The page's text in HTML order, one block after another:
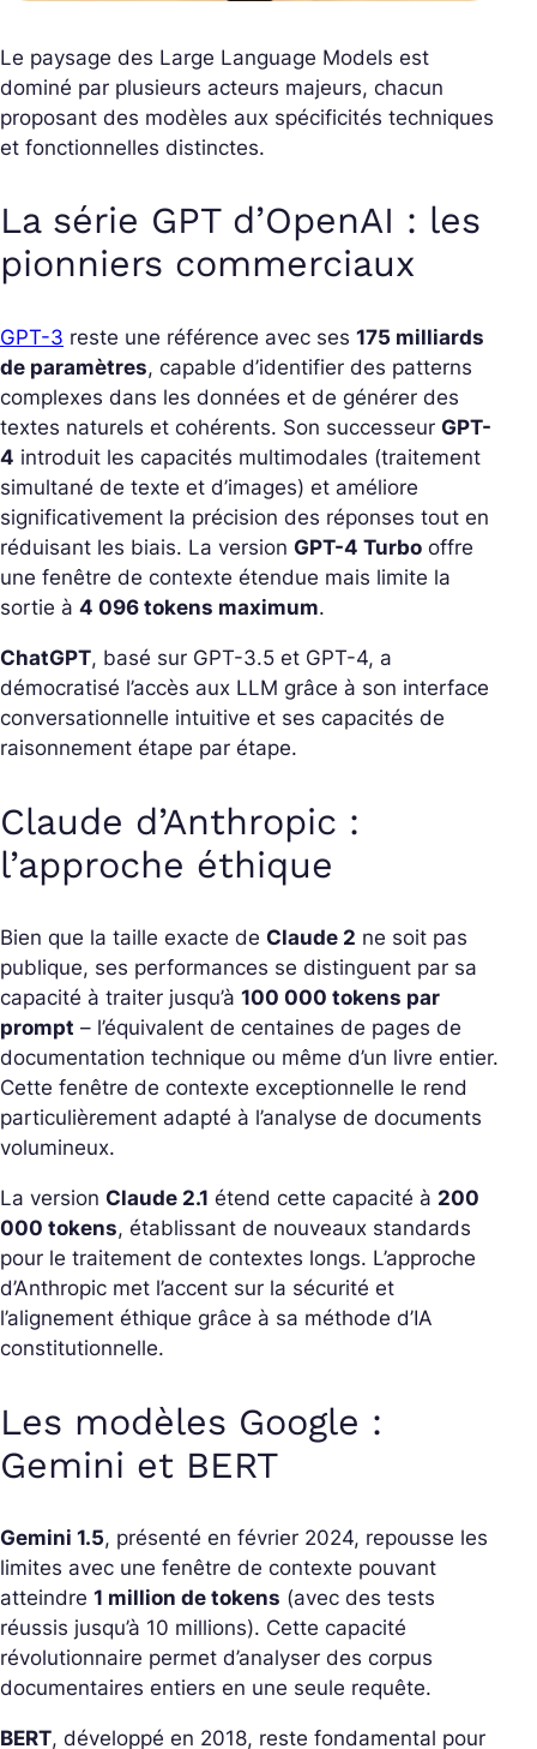
Le paysage des Large Language Models est
dominé par plusieurs acteurs majeurs, chacun
proposant des modèles aux spécificités techniques
et fonctionnelles distinctes.
La série GPT d’OpenAI : les
pionniers commerciaux
GPT-3 reste une référence avec ses 175 milliards
de paramètres, capable d’identifier des patterns
complexes dans les données et de générer des
textes naturels et cohérents. Son successeur GPT-
4 introduit les capacités multimodales (traitement
simultané de texte et d’images) et améliore
significativement la précision des réponses tout en
réduisant les biais. La version GPT-4 Turbo offre
une fenêtre de contexte étendue mais limite la
sortie à 4 096 tokens maximum.
ChatGPT, basé sur GPT-3.5 et GPT-4, a
démocratisé l’accès aux LLM grâce à son interface
conversationnelle intuitive et ses capacités de
raisonnement étape par étape.
Claude d’Anthropic :
l’approche éthique
Bien que la taille exacte de Claude 2 ne soit pas
publique, ses performances se distinguent par sa
capacité à traiter jusqu’à 100 000 tokens par
prompt – l’équivalent de centaines de pages de
documentation technique ou même d’un livre entier.
Cette fenêtre de contexte exceptionnelle le rend
particulièrement adapté à l’analyse de documents
volumineux.
La version Claude 2.1 étend cette capacité à 200
000 tokens, établissant de nouveaux standards
pour le traitement de contextes longs. L’approche
d’Anthropic met l’accent sur la sécurité et
l’alignement éthique grâce à sa méthode d’IA
constitutionnelle.
Les modèles Google :
Gemini et BERT
Gemini 1.5, présenté en février 2024, repousse les
limites avec une fenêtre de contexte pouvant
atteindre 1 million de tokens (avec des tests
réussis jusqu’à 10 millions). Cette capacité
révolutionnaire permet d’analyser des corpus
documentaires entiers en une seule requête.
BERT, développé en 2018, reste fondamental pour